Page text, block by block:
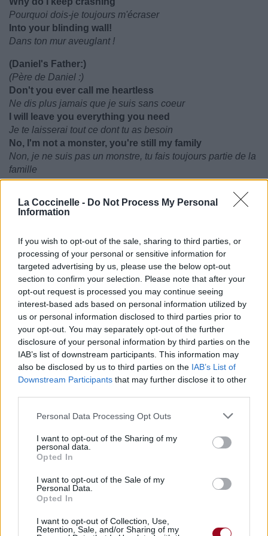
La Coccinelle - Do Not Process My Personal
Information
If you wish to opt-out of the sale, sharing to third parties, or
processing of your personal or sensitive information for
targeted advertising by us, please use the below opt-out
section to confirm your selection. Please note that after your
opt-out request is processed you may continue seeing
interest-based ads based on personal information utilized by
us or personal information disclosed to third parties prior to
your opt-out. You may separately opt-out of the further
disclosure of your personal information by third parties on the
IAB’s list of downstream participants. This information may
also be disclosed by us to third parties on the IAB’s List of
Downstream Participants that may further disclose it to other
Personal Data Processing Opt Outs
I want to opt-out of the Sharing of my
personal data.
Opted In
I want to opt-out of the Sale of my
Personal Data.
Opted In
I want to opt-out of Collection, Use,
Retention, Sale, and/or Sharing of my
Pourquoi dois-je toujours m'écraser
Into your blinding wall!
Dans ton mur aveuglant !
(Daniel's Father:)
(Père de Daniel :)
Don't you ever call me heartless
Ne dis plus jamais que je suis sans coeur
I will leave you everything you need
Je te laisserai tout ce dont tu as besoin
No, I'm not a monster, you're still my family
Non, je ne suis pas un monstre, tu fais toujours partie de la
famille
(Serviteurs :)
Get out!
Now!
Maintenant !
(Daniel's Father:)
(Père de Daniel :)
You disobey my rules, you don't care at all
Tu désobéis à mes règles, tu t'en fous de tout
You don't give a damn about protocol
Tu t'en fous du protocole
You don't belong here, get out of our lives
Tu n'as plus rien à faire ici, disparais de nos vies
(Servants:)
Pack your bags 'n get out!
Prends tes bagages et va-t'en !
Maintenant !
(Daniel's Father:)
(Père de Daniel :)
Nous ne nous mêlons pas avec les autres, nous devons